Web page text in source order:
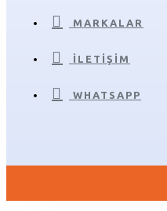
MARKALAR
İLETIŞIM
WHATSAPP